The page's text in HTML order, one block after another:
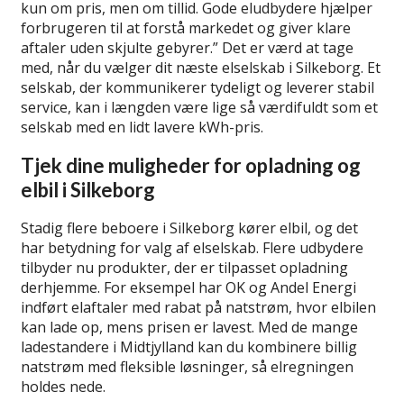
kun om pris, men om tillid. Gode eludbydere hjælper
forbrugeren til at forstå markedet og giver klare
aftaler uden skjulte gebyrer.” Det er værd at tage
med, når du vælger dit næste elselskab i Silkeborg. Et
selskab, der kommunikerer tydeligt og leverer stabil
service, kan i længden være lige så værdifuldt som et
selskab med en lidt lavere kWh-pris.
Tjek dine muligheder for opladning og
elbil i Silkeborg
Stadig flere beboere i Silkeborg kører elbil, og det
har betydning for valg af elselskab. Flere udbydere
tilbyder nu produkter, der er tilpasset opladning
derhjemme. For eksempel har OK og Andel Energi
indført elaftaler med rabat på natstrøm, hvor elbilen
kan lade op, mens prisen er lavest. Med de mange
ladestandere i Midtjylland kan du kombinere billig
natstrøm med fleksible løsninger, så elregningen
holdes nede.